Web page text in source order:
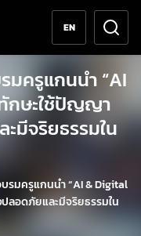
EN
มครูแกนนำ “AI
กษะใช้ปัญญา
มีจริยธรรมใน
รมครูแกนนำ “AI & Digital
ลอดภัยและมีจริยธรรมใน